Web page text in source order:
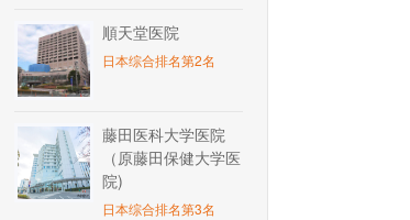
順天堂医院
日本综合排名第2名
藤田医科大学医院
（原藤田保健大学医
院)
日本综合排名第3名